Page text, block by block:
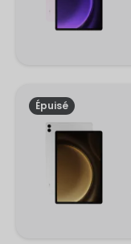
Épuisé